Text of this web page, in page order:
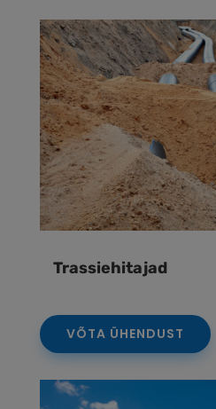
Trassiehitajad
VÕTA ÜHENDUST